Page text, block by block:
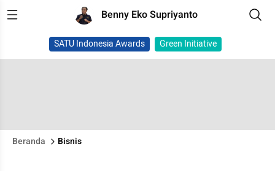
Benny Eko Supriyanto
SATU Indonesia Awards Green Initiative
Beranda Bisnis